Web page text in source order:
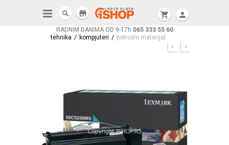
RADNIM DANIMA OD 9-17h 065 333 55 60
shopping_cart person
store
tehnika / kompjuteri / potrošni materijal